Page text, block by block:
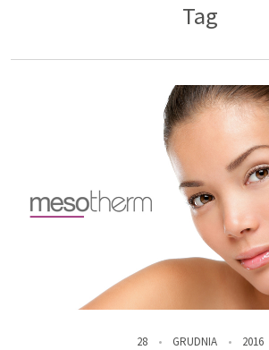
Tag
28 GRUDNIA 2016